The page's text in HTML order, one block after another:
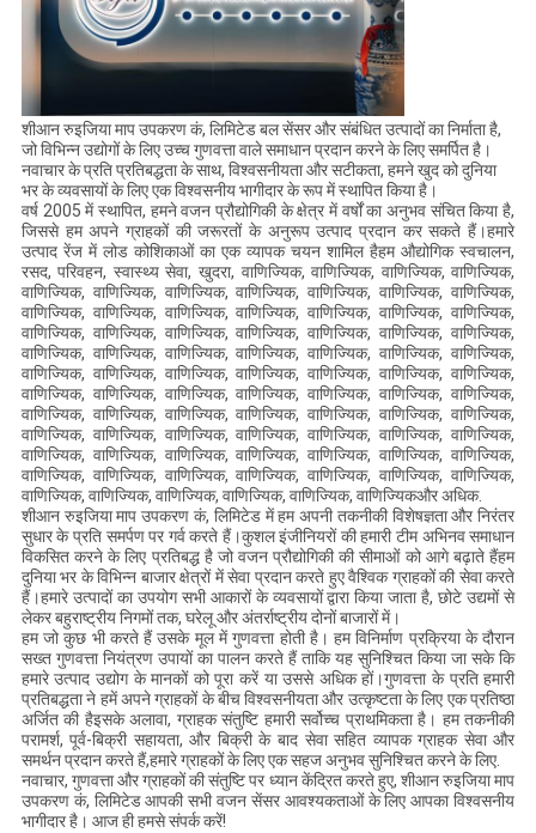
शीआन रुइजिया माप उपकरण कं, लिमिटेड बल सेंसर और संबंधित उत्पादों का निर्माता है,
जो विभिन्न उद्योगों के लिए उच्च गुणवत्ता वाले समाधान प्रदान करने के लिए समर्पित है।
नवाचार के प्रति प्रतिबद्धता के साथ, विश्वसनीयता और सटीकता, हमने खुद को दुनिया
भर के व्यवसायों के लिए एक विश्वसनीय भागीदार के रूप में स्थापित किया है।
वर्ष 2005 में स्थापित, हमने वजन प्रौद्योगिकी के क्षेत्र में वर्षों का अनुभव संचित किया है,
जिससे हम अपने ग्राहकों की जरूरतों के अनुरूप उत्पाद प्रदान कर सकते हैं।हमारे
उत्पाद रेंज में लोड कोशिकाओं का एक व्यापक चयन शामिल हैहम औद्योगिक स्वचालन,
रसद, परिवहन, स्वास्थ्य सेवा, खुदरा, वाणिज्यिक, वाणिज्यिक, वाणिज्यिक, वाणिज्यिक,
वाणिज्यिक, वाणिज्यिक, वाणिज्यिक, वाणिज्यिक, वाणिज्यिक, वाणिज्यिक, वाणिज्यिक,
वाणिज्यिक, वाणिज्यिक, वाणिज्यिक, वाणिज्यिक, वाणिज्यिक, वाणिज्यिक, वाणिज्यिक,
वाणिज्यिक, वाणिज्यिक, वाणिज्यिक, वाणिज्यिक, वाणिज्यिक, वाणिज्यिक, वाणिज्यिक,
वाणिज्यिक, वाणिज्यिक, वाणिज्यिक, वाणिज्यिक, वाणिज्यिक, वाणिज्यिक, वाणिज्यिक,
वाणिज्यिक, वाणिज्यिक, वाणिज्यिक, वाणिज्यिक, वाणिज्यिक, वाणिज्यिक, वाणिज्यिक,
वाणिज्यिक, वाणिज्यिक, वाणिज्यिक, वाणिज्यिक, वाणिज्यिक, वाणिज्यिक, वाणिज्यिक,
वाणिज्यिक, वाणिज्यिक, वाणिज्यिक, वाणिज्यिक, वाणिज्यिक, वाणिज्यिक, वाणिज्यिक,
वाणिज्यिक, वाणिज्यिक, वाणिज्यिक, वाणिज्यिक, वाणिज्यिक, वाणिज्यिक, वाणिज्यिक,
वाणिज्यिक, वाणिज्यिक, वाणिज्यिक, वाणिज्यिक, वाणिज्यिक, वाणिज्यिक, वाणिज्यिक,
वाणिज्यिक, वाणिज्यिक, वाणिज्यिक, वाणिज्यिक, वाणिज्यिक, वाणिज्यिक, वाणिज्यिक,
वाणिज्यिक, वाणिज्यिक, वाणिज्यिक, वाणिज्यिक, वाणिज्यिक, वाणिज्यिकऔर अधिक.
शीआन रुइजिया माप उपकरण कं, लिमिटेड में हम अपनी तकनीकी विशेषज्ञता और निरंतर
सुधार के प्रति समर्पण पर गर्व करते हैं।कुशल इंजीनियरों की हमारी टीम अभिनव समाधान
विकसित करने के लिए प्रतिबद्ध है जो वजन प्रौद्योगिकी की सीमाओं को आगे बढ़ाते हैंहम
दुनिया भर के विभिन्न बाजार क्षेत्रों में सेवा प्रदान करते हुए वैश्विक ग्राहकों की सेवा करते
हैं।हमारे उत्पादों का उपयोग सभी आकारों के व्यवसायों द्वारा किया जाता है, छोटे उद्यमों से
लेकर बहुराष्ट्रीय निगमों तक, घरेलू और अंतर्राष्ट्रीय दोनों बाजारों में।
हम जो कुछ भी करते हैं उसके मूल में गुणवत्ता होती है। हम विनिर्माण प्रक्रिया के दौरान
सख्त गुणवत्ता नियंत्रण उपायों का पालन करते हैं ताकि यह सुनिश्चित किया जा सके कि
हमारे उत्पाद उद्योग के मानकों को पूरा करें या उससे अधिक हों।गुणवत्ता के प्रति हमारी
प्रतिबद्धता ने हमें अपने ग्राहकों के बीच विश्वसनीयता और उत्कृष्टता के लिए एक प्रतिष्ठा
अर्जित की हैइसके अलावा, ग्राहक संतुष्टि हमारी सर्वोच्च प्राथमिकता है। हम तकनीकी
परामर्श, पूर्व-बिक्री सहायता, और बिक्री के बाद सेवा सहित व्यापक ग्राहक सेवा और
समर्थन प्रदान करते हैं,हमारे ग्राहकों के लिए एक सहज अनुभव सुनिश्चित करने के लिए.
नवाचार, गुणवत्ता और ग्राहकों की संतुष्टि पर ध्यान केंद्रित करते हुए, शीआन रुइजिया माप
उपकरण कं, लिमिटेड आपकी सभी वजन सेंसर आवश्यकताओं के लिए आपका विश्वसनीय
भागीदार है। आज ही हमसे संपर्क करें!